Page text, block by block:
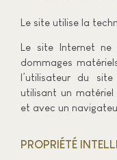
Le site utilise la
Le site Internet ne
dommages
l’utilisateur du
utilisant un
et avec un
PROPRIÉTÉ